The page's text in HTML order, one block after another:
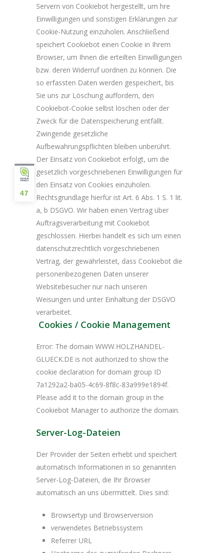
Servern von Cookiebot hergestellt, um hre
Einwilligungen und sonstigen Erklärungen zur
Cookie-Nutzung einzuholen. Anschließend
speichert Cookiebot einen Cookie in Ihrem
Browser, um Ihnen die erteilten Einwilligungen
bzw. deren Widerruf uordnen zu können. Die
so erfassten Daten werden gespeichert, bis
Sie uns zur Löschung auffordern, den
Cookiebot-Cookie selbst löschen oder der
Zweck für die Datenspeicherung entfällt.
Zwingende gesetzliche
Aufbewahrungspflichten bleiben unberührt.
Der Einsatz von Cookiebot erfolgt, um die
gesetzlich vorgeschriebenen Einwilligungen für
den Einsatz von Cookies einzuholen.
Rechtsgrundlage hierfür ist Art. 6 Abs. 1 S. 1 lit.
a, b DSGVO. Wir haben einen Vertrag über
Auftragsverarbeitung mit Cookiebot
geschlossen. Hierbei handelt es sich um einen
datenschutzrechtlich vorgeschriebenen
Vertrag, der gewährleistet, dass Cookiebot die
personenbezogenen Daten unserer
Websitebesucher nur nach unseren
Weisungen und unter Einhaltung der DSGVO
verarbeitet.
Cookies / Cookie Management
Error: The domain WWW.HOLZHANDEL-
GLUECK.DE is not authorized to show the
cookie declaration for domain group ID
7a1292a2-ba05-4c69-8f8c-83a999e1894f.
Please add it to the domain group in the
Cookiebot Manager to authorize the domain.
Server-Log-Dateien
Der Provider der Seiten erhebt und speichert
automatisch Informationen in so genannten
Server-Log-Dateien, die Ihr Browser
automatisch an uns übermittelt. Dies sind:
Browsertyp und Browserversion
verwendetes Betriebssystem
Referrer URL
47